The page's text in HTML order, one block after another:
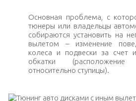
Основная проблема, с
тюнеры или владельцы
собираются установить на
вылетом – изменение
колеса и подвески за счет
обкатки
относительно ступицы).